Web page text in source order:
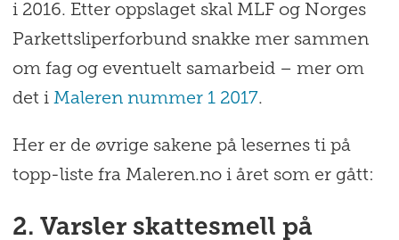
i 2016. Etter oppslaget skal MLF og Norges
Parkettsliperforbund snakke mer sammen
om fag og eventuelt samarbeid – mer om
det i Maleren nummer 1 2017.
Her er de øvrige sakene på lesernes ti på
topp-liste fra Maleren.no i året som er gått:
2. Varsler skattesmell på